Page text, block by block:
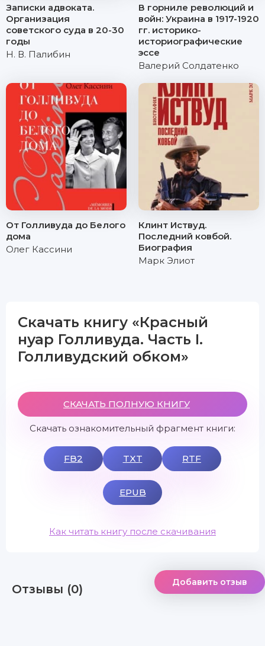
Записки адвоката.
Организация
советского суда в 20-30
годы
Н. В. Палибин
В горниле революций и
войн: Украина в 1917-1920
гг. историко-
историографические
эссе
Валерий Солдатенко
От Голливуда до Белого
дома
Олег Кассини
Клинт Иствуд.
Последний ковбой.
Биография
Марк Элиот
Скачать книгу «Красный
нуар Голливуда. Часть I.
Голливудский обком»
СКАЧАТЬ ПОЛНУЮ КНИГУ
Скачать ознакомительный фрагмент книги:
FB2 TXT RTF
EPUB
Как читать книгу после скачивания
Отзывы (0) Добавить отзыв